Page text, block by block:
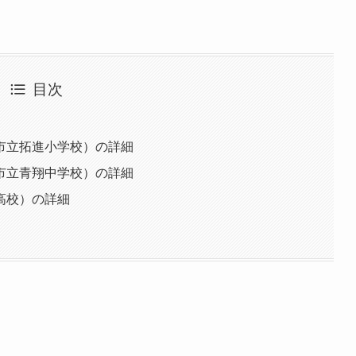
目次
立拓進小学校）の詳細
立青翔中学校）の詳細
校）の詳細